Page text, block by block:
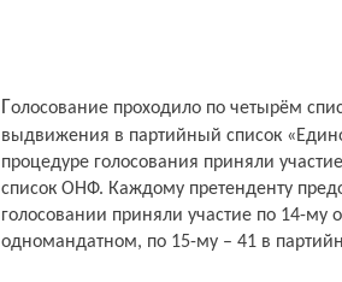
Голосование проходило по четырём спискам – по два в каждом округе: для
выдвижения в партийный список
процедуре голосования приняли
список ОНФ. Каждому претенденту
голосовании приняли участие по 14-му
одномандатном, по 15-му – 41 в